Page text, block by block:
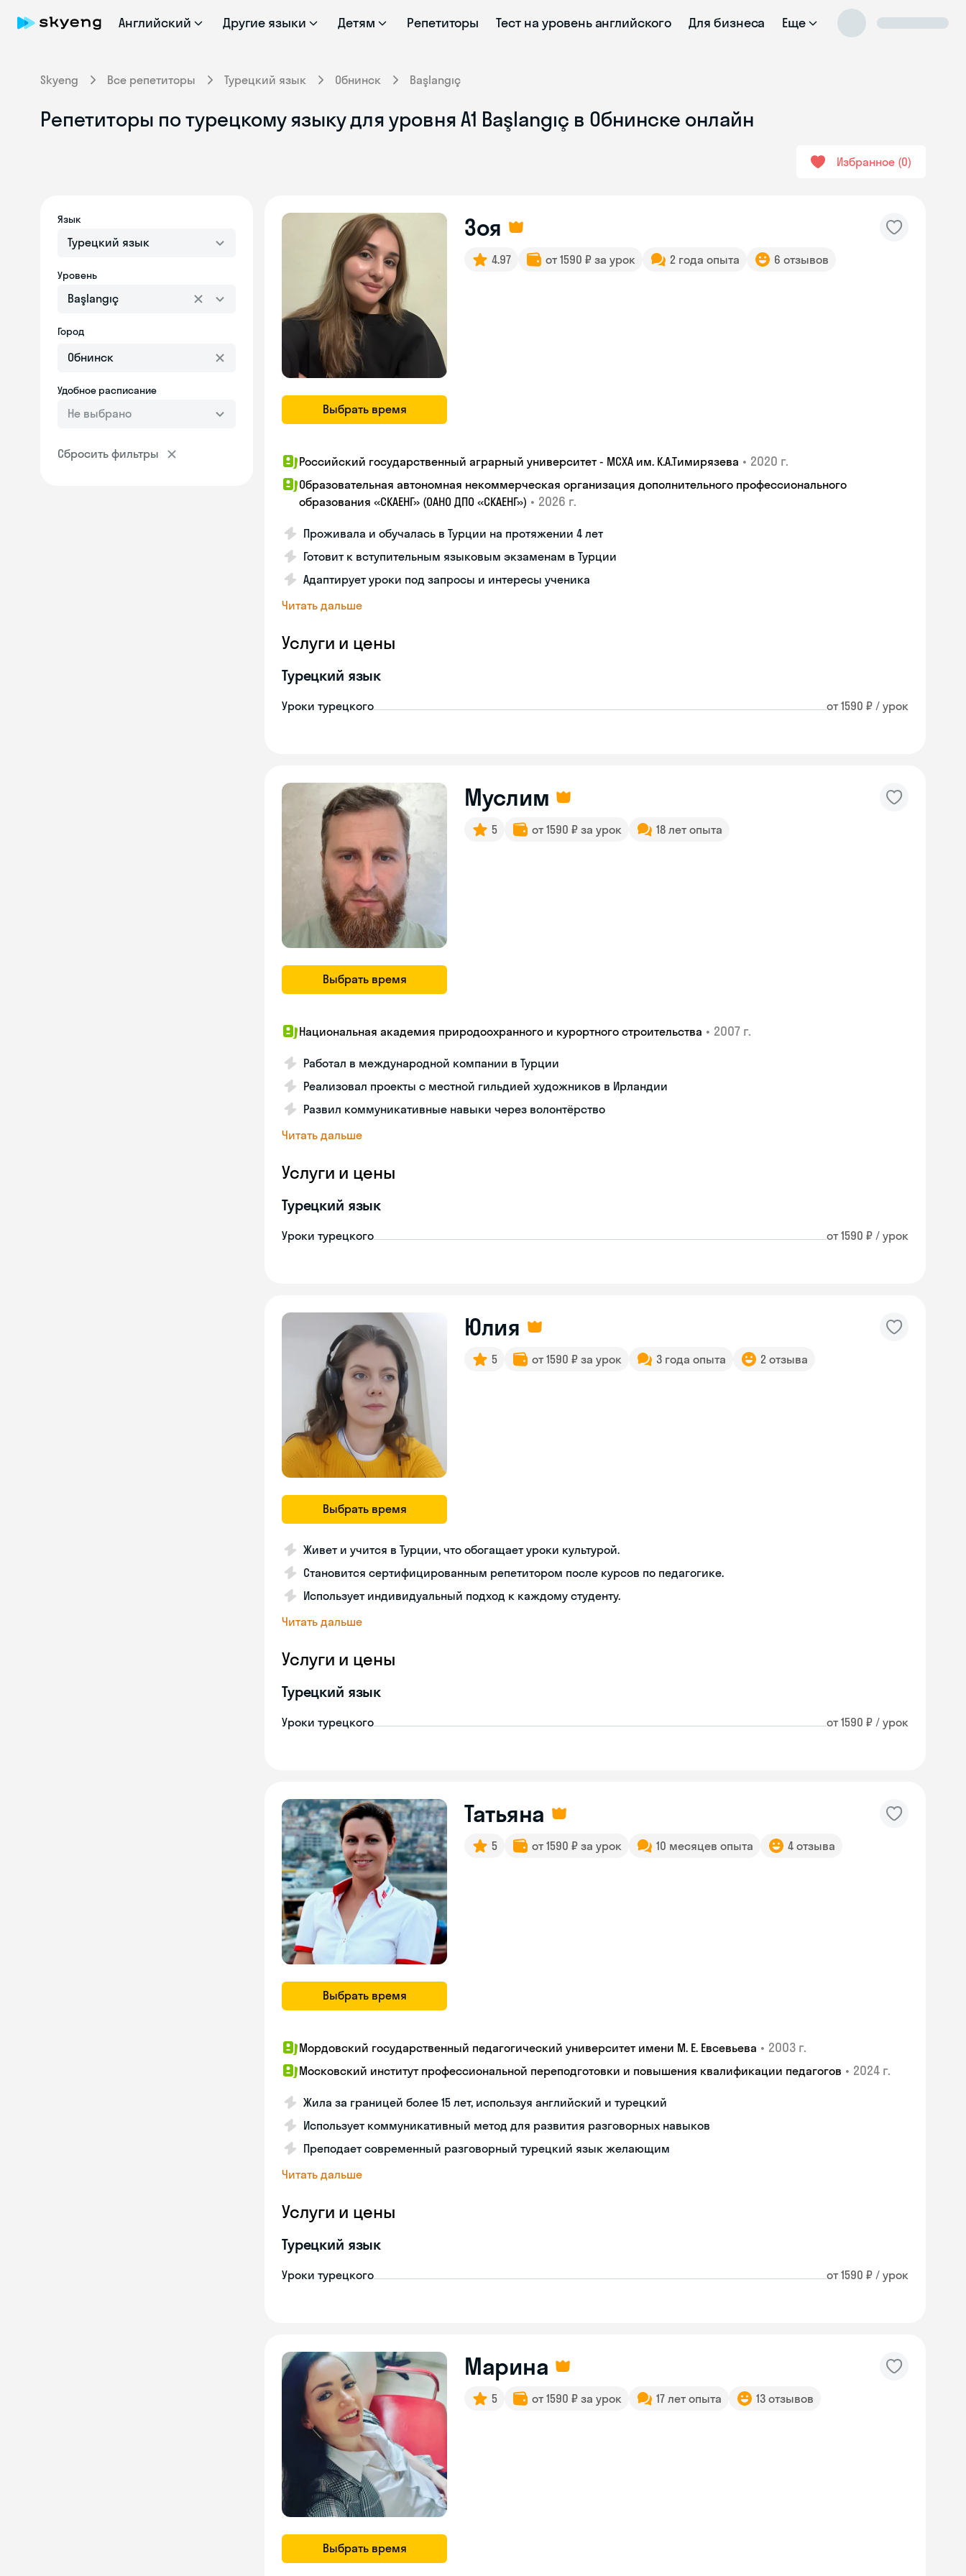
Английский Другие языки Детям Репетиторы Тест на уровень английского Для бизнеса Еще
Skyeng Все репетиторы Турецкий язык Обнинск Başlangıç
Репетиторы по турецкому языку для уровня A1 Başlangıç в Обнинске онлайн
Избранное 0
Язык
Турецкий язык
Уровень
Başlangıç
Город
Удобное расписание
Не выбрано
Сбросить фильтры
Выбрать время
Зоя
4.97 от 1590 ₽ за урок 2 года опыта 6 отзывов
Российский государственный аграрный университет - МСХА им. К.А.Тимирязева • 2020 г.
Образовательная автономная некоммерческая организация дополнительного профессионального
образования «СКАЕНГ» (ОАНО ДПО «СКАЕНГ») • 2026 г.
Проживала и обучалась в Турции на протяжении 4 лет
Готовит к вступительным языковым экзаменам в Турции
Адаптирует уроки под запросы и интересы ученика
Читать дальше
Услуги и цены
Турецкий язык
Уроки турецкого от 1590 ₽ / урок
Выбрать время
Муслим
5 от 1590 ₽ за урок 18 лет опыта
Национальная академия природоохранного и курортного строительства • 2007 г.
Работал в международной компании в Турции
Реализовал проекты с местной гильдией художников в Ирландии
Развил коммуникативные навыки через волонтёрство
Читать дальше
Услуги и цены
Турецкий язык
Уроки турецкого от 1590 ₽ / урок
Выбрать время
Юлия
5 от 1590 ₽ за урок 3 года опыта 2 отзыва
Живет и учится в Турции, что обогащает уроки культурой.
Становится сертифицированным репетитором после курсов по педагогике.
Использует индивидуальный подход к каждому студенту.
Читать дальше
Услуги и цены
Турецкий язык
Уроки турецкого от 1590 ₽ / урок
Выбрать время
Татьяна
5 от 1590 ₽ за урок 10 месяцев опыта 4 отзыва
Мордовский государственный педагогический университет имени М. Е. Евсевьева • 2003 г.
Московский институт профессиональной переподготовки и повышения квалификации педагогов • 2024 г.
Жила за границей более 15 лет, используя английский и турецкий
Использует коммуникативный метод для развития разговорных навыков
Преподает современный разговорный турецкий язык желающим
Читать дальше
Услуги и цены
Турецкий язык
Уроки турецкого от 1590 ₽ / урок
Выбрать время
Марина
5 от 1590 ₽ за урок 17 лет опыта 13 отзывов